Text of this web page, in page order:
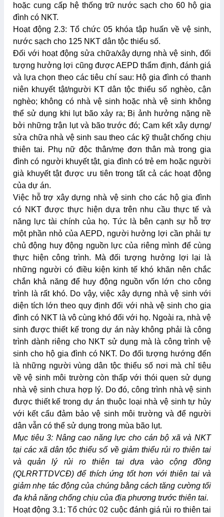
hoặc cung cấp hệ thống trữ nước sạch cho 60 hộ gia
đình có NKT.
Hoạt động 2.3: Tổ chức 05 khóa tập huấn về vệ sinh,
nước sạch cho 125 NKT dân tộc thiểu số.
Đối với hoạt động sửa chữa/xây dựng nhà vệ sinh, đối
tượng hưởng lợi cũng được AEPD thẩm định, đánh giá
và lựa chọn theo các tiêu chí sau: Hộ gia đình có thanh
niên khuyết tật/người KT dân tộc thiểu số nghèo, cận
nghèo; không có nhà vệ sinh hoặc nhà vệ sinh không
thể sử dụng khi lụt bão xảy ra; Bị ảnh hưởng nặng nề
bởi những trận lụt và bão trước đó; Cam kết xây dựng/
sửa chữa nhà vệ sinh sau theo các kỹ thuật chống chịu
thiên tai. Phụ nữ độc thân/mẹ đơn thân mà trong gia
đình có người khuyết tật, gia đình có trẻ em hoặc người
già khuyết tật được ưu tiên trong tất cả các hoạt động
của dự án.
Việc hỗ trợ xây dựng nhà vệ sinh cho các hộ gia đình
có NKT được thực hiện dựa trên nhu cầu thực tế và
năng lực tài chính của họ. Tức là bên cạnh sự hỗ trợ
một phần nhỏ của AEPD, người hưởng lợi cần phải tự
chủ động huy động nguồn lực của riêng mình để cùng
thực hiện công trình. Mà đối tượng hưởng lợi lại là
những người có điều kiện kinh tế khó khăn nên chắc
chắn khả năng để huy động nguồn vốn lớn cho công
trình là rất khó. Do vậy, việc xây dựng nhà vệ sinh với
diện tích lớn theo quy định đối với nhà vệ sinh cho gia
đình có NKT là vô cùng khó đối với họ. Ngoài ra, nhà vệ
sinh được thiết kế trong dự án này không phải là công
trình dành riêng cho NKT sử dụng mà là công trình vệ
sinh cho hộ gia đình có NKT. Do đối tượng hướng đến
là những người vùng dân tộc thiểu số nơi mà chỉ tiêu
về vệ sinh môi trường còn thấp với thói quen sử dụng
nhà vệ sinh chưa hợp lý. Do đó, công trình nhà vệ sinh
được thiết kế trong dự án thuộc loại nhà vệ sinh tự hủy
với kết cấu đảm bảo vệ sinh môi trường và để người
dân vẫn có thể sử dụng trong mùa bão lụt.
Mục tiêu 3: Nâng cao năng lực cho cán bộ xã và NKT
tại các xã dân tộc thiểu số về giảm thiểu rủi ro thiên tai
và quản lý rủi ro thiên tai dựa vào cộng đồng
(QLRRTTDVCĐ) để thích ứng tốt hơn với thiên tai và
giảm nhẹ tác động của chúng bằng cách tăng cường tối
đa khả năng chống chịu của địa phương trước thiên tai.
Hoạt động 3.1: Tổ chức 02 cuộc đánh giá rủi ro thiên tai